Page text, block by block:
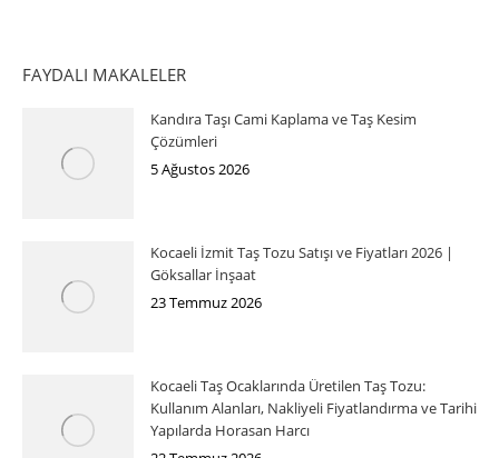
FAYDALI MAKALELER
Kandıra Taşı Cami Kaplama ve Taş Kesim
Çözümleri
5 Ağustos 2026
Kocaeli İzmit Taş Tozu Satışı ve Fiyatları 2026 |
Göksallar İnşaat
23 Temmuz 2026
Kocaeli Taş Ocaklarında Üretilen Taş Tozu:
Kullanım Alanları, Nakliyeli Fiyatlandırma ve Tarihi
Yapılarda Horasan Harcı